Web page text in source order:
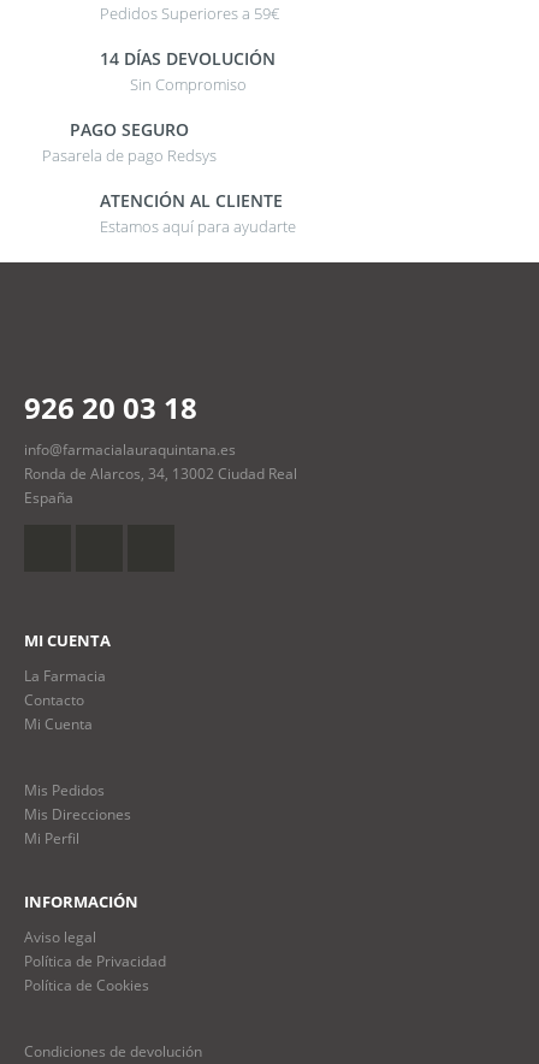
Pedidos Superiores a 59€
14 DÍAS DEVOLUCIÓN
Sin Compromiso
PAGO SEGURO
Pasarela de pago Redsys
ATENCIÓN AL CLIENTE
Estamos aquí para ayudarte
926 20 03 18
info@farmacialauraquintana.es
Ronda de Alarcos, 34, 13002 Ciudad Real
España
MI CUENTA
La Farmacia
Contacto
Mi Cuenta
Mis Pedidos
Mis Direcciones
Mi Perfil
INFORMACIÓN
Aviso legal
Política de Privacidad
Política de Cookies
Condiciones de devolución